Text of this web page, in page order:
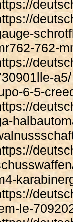
762-
6-5-
le-